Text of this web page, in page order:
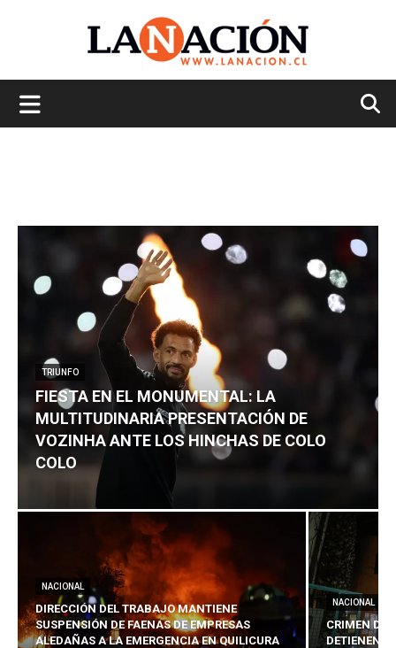
TRIUNFO
FIESTA EN EL MONUMENTAL: LA
MULTITUDINARIA PRESENTACIÓN DE
VOZINHA ANTE LOS HINCHAS DE COLO
COLO
NACIONAL
DIRECCIÓN DEL TRABAJO MANTIENE
SUSPENSIÓN DE FAENAS DE EMPRESAS
ALEDAÑAS A LA EMERGENCIA EN QUILICURA
NACIONAL
CRIMEN DE
DETIENEN